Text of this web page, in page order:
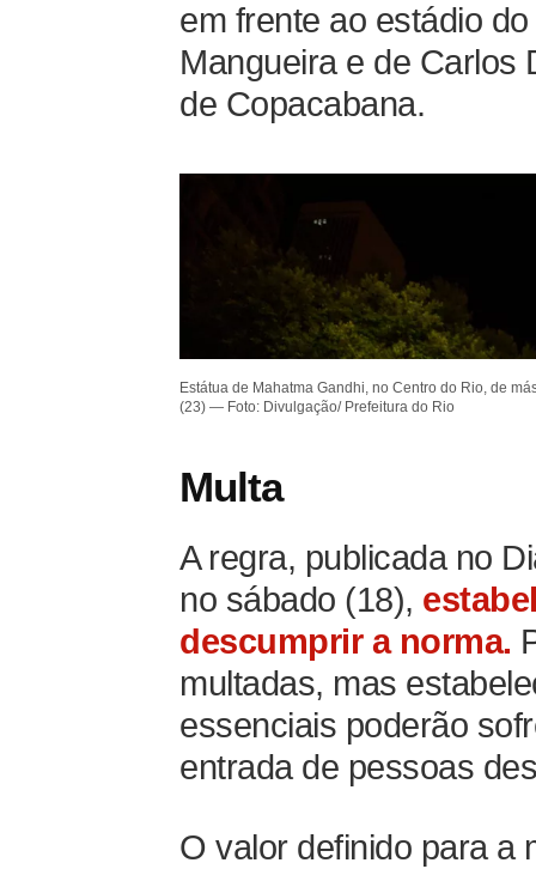
em frente ao estádio
Mangueira e de Carlos
de Copacabana.
Estátua de Mahatma Gandhi, no Centro do Rio, de
(23) — Foto: Divulgação/ Prefeitura do Rio
Multa
A regra, publicada no
no sábado (18),
descumprir a norma.
multadas, mas
essenciais poderão
entrada de pessoas
O valor definido para a